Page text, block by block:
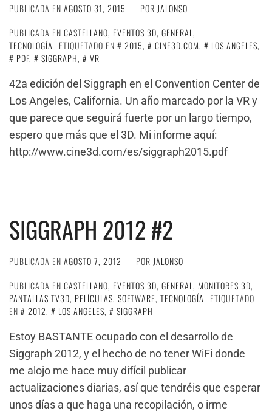
PUBLICADA EN AGOSTO 31, 2015 POR JALONSO
PUBLICADA EN CASTELLANO, EVENTOS 3D, GENERAL,
TECNOLOGÍA
ETIQUETADO EN 2015, CINE3D.COM, LOS ANGELES,
PDF, SIGGRAPH,
VR
42a edición del Siggraph en el Convention Center de
Los Angeles, California. Un año marcado por la VR y
que parece que seguirá fuerte por un largo tiempo,
espero que más que el 3D. Mi informe aquí:
http://www.cine3d.com/es/siggraph2015.pdf
SIGGRAPH 2012 #2
PUBLICADA EN AGOSTO 7, 2012 POR JALONSO
PUBLICADA EN CASTELLANO, EVENTOS 3D, GENERAL, MONITORES 3D,
PANTALLAS TV3D, PELÍCULAS, SOFTWARE, TECNOLOGÍA
ETIQUETADO
EN
2012, LOS ANGELES,
SIGGRAPH
Estoy BASTANTE ocupado con el desarrollo de
Siggraph 2012, y el hecho de no tener WiFi donde
me alojo me hace muy difícil publicar
actualizaciones diarias, así que tendréis que esperar
unos días a que haga una recopilación, o irme